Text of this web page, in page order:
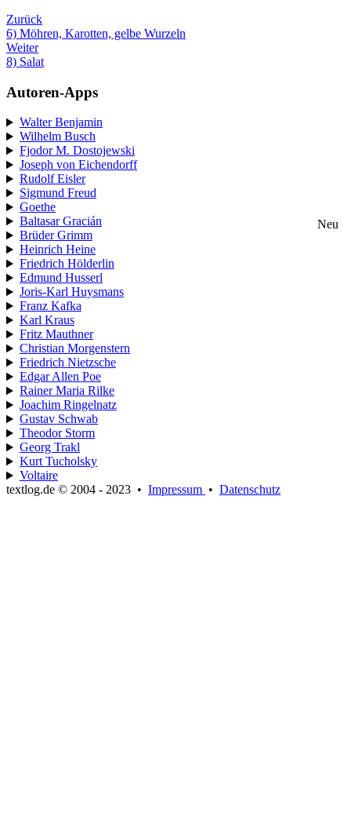
Zurück
6) Möhren, Karotten, gelbe Wurzeln
Weiter
8) Salat
Autoren-Apps
Walter Benjamin
Wilhelm Busch
Fjodor M. Dostojewski
Joseph von Eichendorff
Rudolf Eisler
Sigmund Freud
Goethe
Baltasar Gracián
Neu
Brüder Grimm
Heinrich Heine
Friedrich Hölderlin
Edmund Husserl
Joris-Karl Huysmans
Franz Kafka
Karl Kraus
Fritz Mauthner
Christian Morgenstern
Friedrich Nietzsche
Edgar Allen Poe
Rainer Maria Rilke
Joachim Ringelnatz
Gustav Schwab
Theodor Storm
Georg Trakl
Kurt Tucholsky
Voltaire
textlog.de © 2004 - 2023 • Impressum • Datenschutz